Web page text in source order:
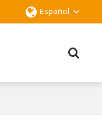
Español